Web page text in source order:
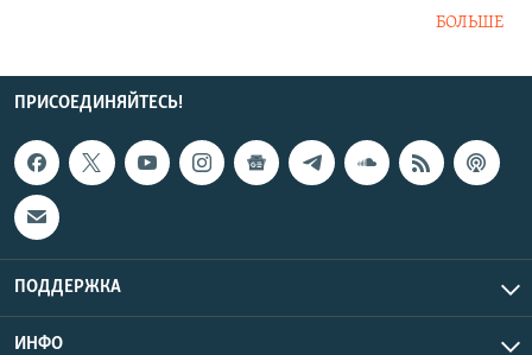
БОЛЬШЕ
ПРИСОЕДИНЯЙТЕСЬ!
ПОДДЕРЖКА
ИНФО